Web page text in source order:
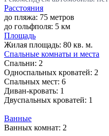
Расстояния
до пляжа: 75 метров
до гольфполя: 5 км
Площадь
Жилая площадь: 80 кв. м.
Спальные комнаты и места
Спальни: 2
Односпальных кроватей: 2
Спальных мест: 6
Диван-кровать: 1
Двуспальных кроватей: 1
Ванные
Ванных комнат: 2